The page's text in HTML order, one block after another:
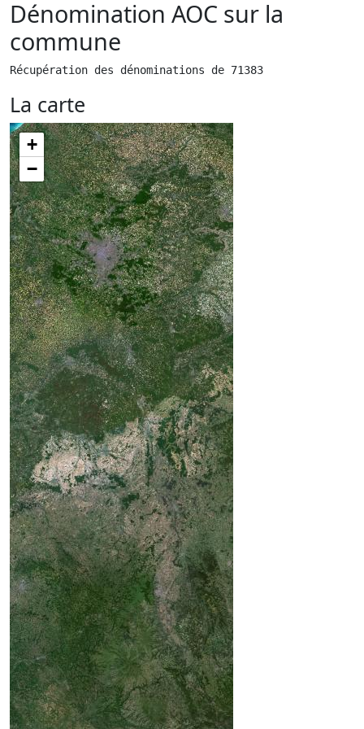
Dénomination AOC sur la
commune
Récupération des dénominations de 71383
La carte
+
−